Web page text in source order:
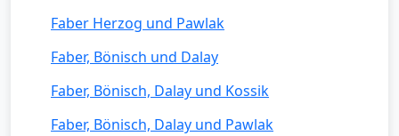
Faber Herzog und Pawlak
Faber, Bönisch und Dalay
Faber, Bönisch, Dalay und Kossik
Faber, Bönisch, Dalay und Pawlak